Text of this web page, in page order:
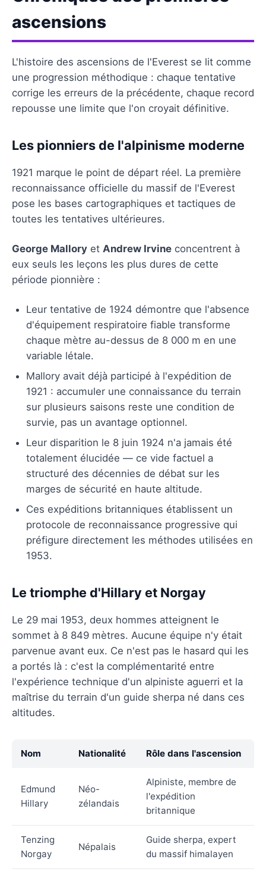
ascensions
L'histoire des ascensions de l'Everest se lit comme
une progression méthodique : chaque tentative
corrige les erreurs de la précédente, chaque record
repousse une limite que l'on croyait définitive.
Les pionniers de l'alpinisme moderne
1921 marque le point de départ réel. La première
reconnaissance officielle du massif de l'Everest
pose les bases cartographiques et tactiques de
toutes les tentatives ultérieures.
George Mallory et Andrew Irvine concentrent à
eux seuls les leçons les plus dures de cette
période pionnière :
Leur tentative de 1924 démontre que l'absence
d'équipement respiratoire fiable transforme
chaque mètre au-dessus de 8 000 m en une
variable létale.
Mallory avait déjà participé à l'expédition de
1921 : accumuler une connaissance du terrain
sur plusieurs saisons reste une condition de
survie, pas un avantage optionnel.
Leur disparition le 8 juin 1924 n'a jamais été
totalement élucidée — ce vide factuel a
structuré des décennies de débat sur les
marges de sécurité en haute altitude.
Ces expéditions britanniques établissent un
protocole de reconnaissance progressive qui
préfigure directement les méthodes utilisées en
1953.
Le triomphe d'Hillary et Norgay
Le 29 mai 1953, deux hommes atteignent le
sommet à 8 849 mètres. Aucune équipe n'y était
parvenue avant eux. Ce n'est pas le hasard qui les
a portés là : c'est la complémentarité entre
l'expérience technique d'un alpiniste aguerri et la
maîtrise du terrain d'un guide sherpa né dans ces
altitudes.
Nom Nationalité Rôle dans l'ascension
Edmund
Hillary
Néo-
zélandais
Alpiniste, membre de
l'expédition
britannique
Tenzing
Norgay
Népalais
Guide sherpa, expert
du massif himalayen